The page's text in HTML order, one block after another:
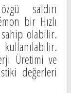
saldırı
bir Hızlı
sahip olabilir.
Üretimi ve
değerleri